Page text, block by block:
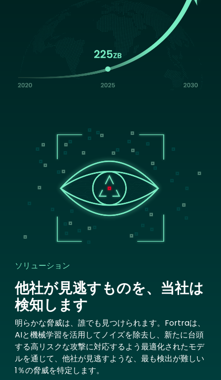
ソリューション
他社が見逃すものを、当社は
検知します
明らかな脅威は、誰でも見つけられます。Fortraは、
AIと機械学習を活用してノイズを除去し、新たに台頭
する高リスクな攻撃に対応するよう最適化されたモデ
ルを通じて、他社が見逃すような、最も検出が難しい
1％の脅威を特定します。